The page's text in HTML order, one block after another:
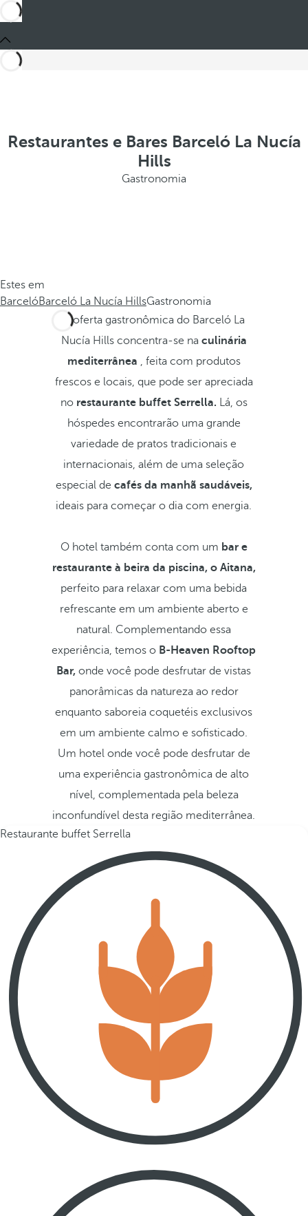
Restaurantes e Bares Barceló La Nucía
Hills
Gastronomia
Estes em
BarcelóBarceló La Nucía HillsGastronomia
A oferta gastronômica do Barceló La
Nucía Hills concentra-se na culinária
mediterrânea , feita com produtos
frescos e locais, que pode ser apreciada
no restaurante buffet Serrella. Lá, os
hóspedes encontrarão uma grande
variedade de pratos tradicionais e
internacionais, além de uma seleção
especial de cafés da manhã saudáveis,
ideais para começar o dia com energia.
O hotel também conta com um bar e
restaurante à beira da piscina, o Aitana,
perfeito para relaxar com uma bebida
refrescante em um ambiente aberto e
natural. Complementando essa
experiência, temos o B-Heaven Rooftop
Bar, onde você pode desfrutar de vistas
panorâmicas da natureza ao redor
enquanto saboreia coquetéis exclusivos
em um ambiente calmo e sofisticado.
Um hotel onde você pode desfrutar de
uma experiência gastronômica de alto
nível, complementada pela beleza
inconfundível desta região mediterrânea.
Restaurante buffet Serrella